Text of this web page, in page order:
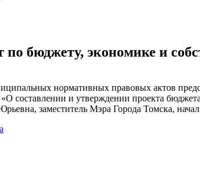
бюджету, экономике и
нормативных правовых актов
составлении и утверждении проекта
заместитель Мэра Города Томска,